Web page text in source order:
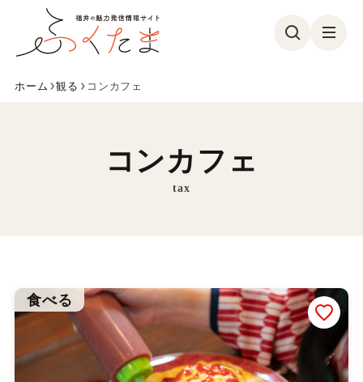
お気に入り
ふくたまとは メンバー紹介 お問い合わせ
ホーム 観る コンカフェ
コンカフェ
tax
食べる